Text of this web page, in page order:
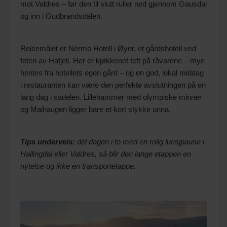
mot Valdres – før den til slutt ruller ned gjennom Gausdal
og inn i Gudbrandsdalen.
Reisemålet er Nermo Hotell i Øyer, et gårdshotell ved
foten av Hafjell. Her er kjøkkenet tett på råvarene – mye
hentes fra hotellets egen gård – og en god, lokal middag
i restauranten kan være den perfekte avslutningen på en
lang dag i sadelen. Lillehammer med olympiske minner
og Maihaugen ligger bare et kort stykke unna.
Tips underveis: del dagen i to med en rolig lunsjpause i
Hallingdal eller Valdres, så blir den lange etappen en
nytelse og ikke en transportetappe.